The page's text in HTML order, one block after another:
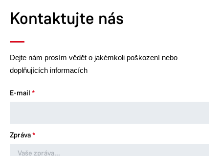
Kontaktujte nás
Dejte nám prosím vědět o jakémkoli poškození nebo
doplňujících informacích
E-mail
Zpráva